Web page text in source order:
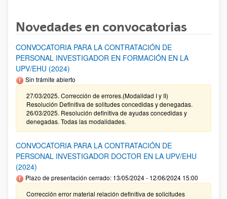
Novedades en convocatorias
CONVOCATORIA PARA LA CONTRATACIÓN DE
PERSONAL INVESTIGADOR EN FORMACIÓN EN LA
UPV/EHU (2024)
Sin trámite abierto
27/03/2025. Corrección de errores.(Modalidad I y II)
Resolución Definitiva de solitudes concedidas y denegadas.
26/03/2025. Resolución definitiva de ayudas concedidas y
denegadas. Todas las modalidades.
CONVOCATORIA PARA LA CONTRATACIÓN DE
PERSONAL INVESTIGADOR DOCTOR EN LA UPV/EHU
(2024)
Plazo de presentación cerrado: 13/05/2024 - 12/06/2024 15:00
Corrección error material relación definitiva de solicitudes